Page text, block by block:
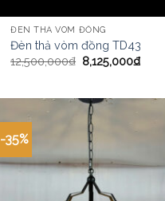
ĐÈN THẢ VÒM ĐỒNG
Đèn thả vòm đồng TD43
12,500,000₫ 8,125,000₫
-35%